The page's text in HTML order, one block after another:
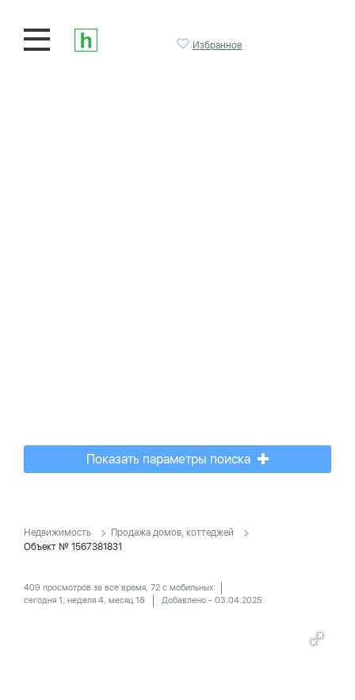
Избранное
Показать параметры поиска
Недвижимость
Продажа домов, коттеджей
Объект № 1567381831
409 просмотров за все время, 72 с мобильных
сегодня 1, неделя 4, месяц 18
Добавлено - 03.04.2025